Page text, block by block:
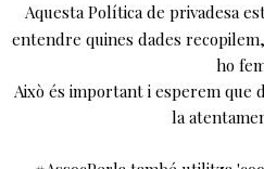
Aquesta Política de privadesa
entendre quines dades
ho
Això és important i esperem que
la